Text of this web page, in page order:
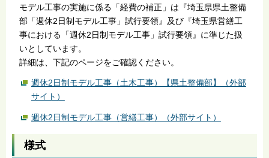
モデル工事の実施に係る「経費の補正」は『埼玉県県土整備
部「週休2日制モデル工事」試行要領』及び『埼玉県営繕工
事における「週休2日制モデル工事」試行要領』に準じた扱
いとしています。
詳細は、下記のページをご確認ください。
週休2日制モデル工事（土木工事）【県土整備部】（外部
サイト）
週休2日制モデル工事（営繕工事）（外部サイト）
様式